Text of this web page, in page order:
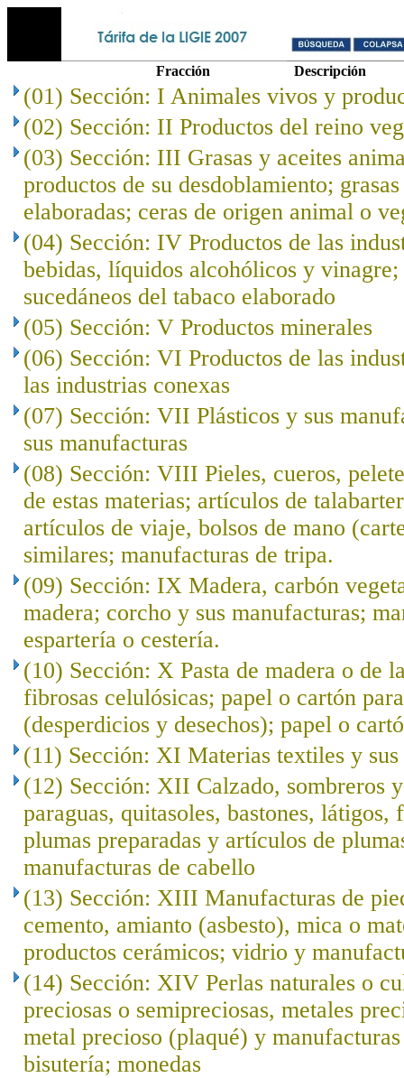
Fracción Descripción
(01) Sección: I Animales vivos y
(02) Sección: II Productos del reino
(03) Sección: III Grasas y aceites
productos de su desdoblamiento;
elaboradas; ceras de origen animal o
(04) Sección: IV Productos de las
bebidas, líquidos alcohólicos y vinagre;
sucedáneos del tabaco elaborado
(05) Sección: V Productos minerales
(06) Sección: VI Productos de las
las industrias conexas
(07) Sección: VII Plásticos y sus
sus manufacturas
(08) Sección: VIII Pieles, cueros,
de estas materias; artículos de
artículos de viaje, bolsos de mano
similares; manufacturas de tripa.
(09) Sección: IX Madera, carbón
madera; corcho y sus manufacturas;
espartería o cestería.
(10) Sección: X Pasta de madera o de
fibrosas celulósicas; papel o cartón
(desperdicios y desechos); papel o
(11) Sección: XI Materias textiles y sus
(12) Sección: XII Calzado, sombreros
paraguas, quitasoles, bastones, látigos,
plumas preparadas y artículos de
manufacturas de cabello
(13) Sección: XIII Manufacturas de
cemento, amianto (asbesto), mica o
productos cerámicos; vidrio y
(14) Sección: XIV Perlas naturales o
preciosas o semipreciosas, metales
metal precioso (plaqué) y
bisutería; monedas